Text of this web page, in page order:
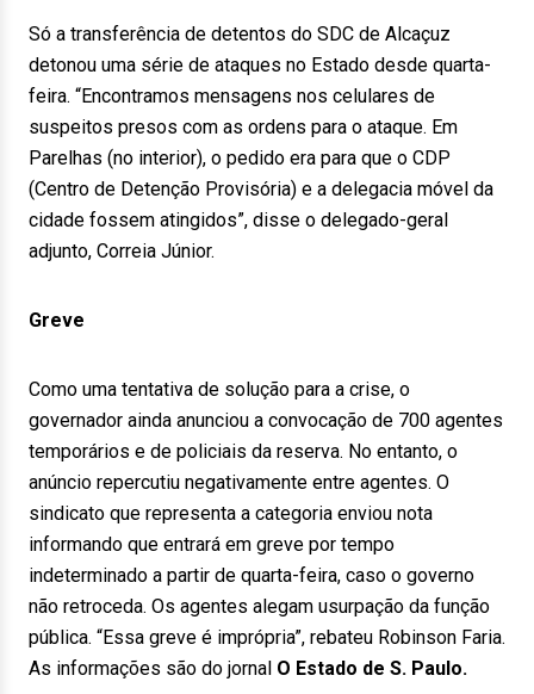
Só a transferência de detentos do SDC de Alcaçuz
detonou uma série de ataques no Estado desde quarta-
feira. “Encontramos mensagens nos celulares de
suspeitos presos com as ordens para o ataque. Em
Parelhas (no interior), o pedido era para que o CDP
(Centro de Detenção Provisória) e a delegacia móvel da
cidade fossem atingidos”, disse o delegado-geral
adjunto, Correia Júnior.
Greve
Como uma tentativa de solução para a crise, o
governador ainda anunciou a convocação de 700 agentes
temporários e de policiais da reserva. No entanto, o
anúncio repercutiu negativamente entre agentes. O
sindicato que representa a categoria enviou nota
informando que entrará em greve por tempo
indeterminado a partir de quarta-feira, caso o governo
não retroceda. Os agentes alegam usurpação da função
pública. “Essa greve é imprópria”, rebateu Robinson Faria.
As informações são do jornal O Estado de S. Paulo.